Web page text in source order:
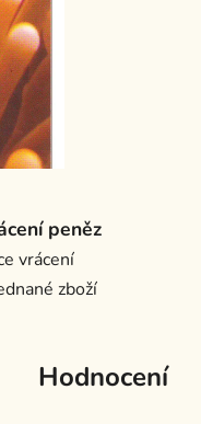
peněz
vrácení
zboží
Hodnocení